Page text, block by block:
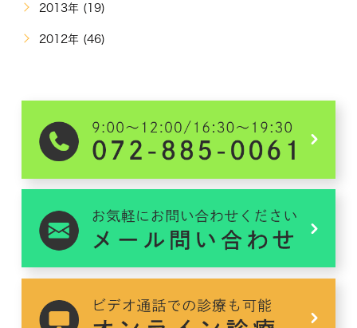
2013年 (19)
2012年 (46)